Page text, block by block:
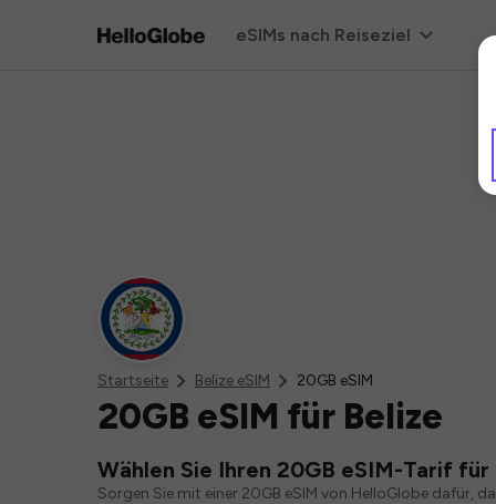
eSIMs nach Reiseziel
Startseite Belize eSIM 20GB eSIM
20GB eSIM für Belize
Wählen Sie Ihren 20GB eSIM-Tarif für
Sorgen Sie mit einer 20GB eSIM von HelloGlobe dafür,